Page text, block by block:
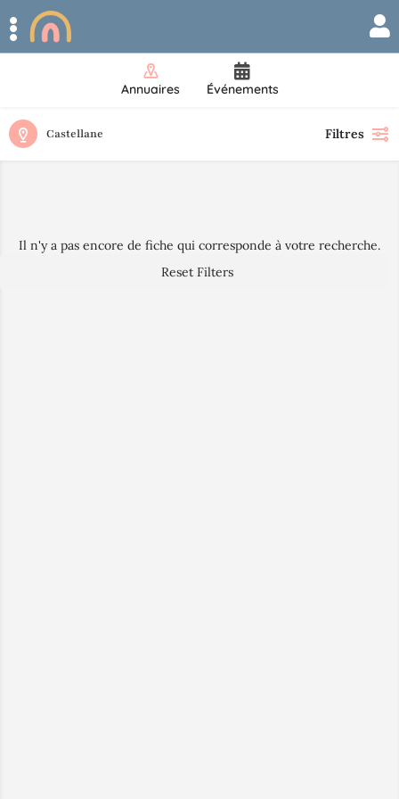
Annuaires Événements
Castellane Filtres
Il n'y a pas encore de fiche qui corresponde à votre recherche.
Reset Filters